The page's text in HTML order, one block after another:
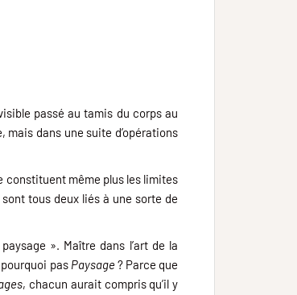
passé au tamis du corps au
dans une suite d’opérations
constituent même plus les limites
tous deux liés à une sorte de
». Maître dans l’art de la
pas Paysage? Parce que
, chacun aurait compris qu’il y